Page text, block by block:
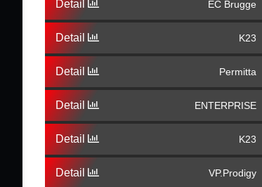
Detail EC Brugge
Detail K23
Detail Permitta
Detail ENTERPRISE
Detail K23
Detail VP.Prodigy